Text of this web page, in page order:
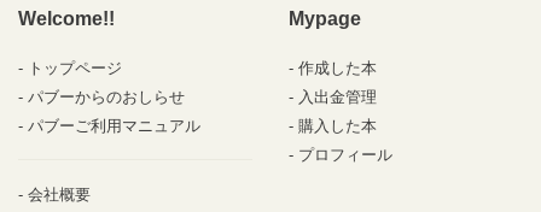
Welcome!!
トップページ
パブーからのおしらせ
パブーご利用マニュアル
会社概要
Mypage
作成した本
入出金管理
購入した本
プロフィール